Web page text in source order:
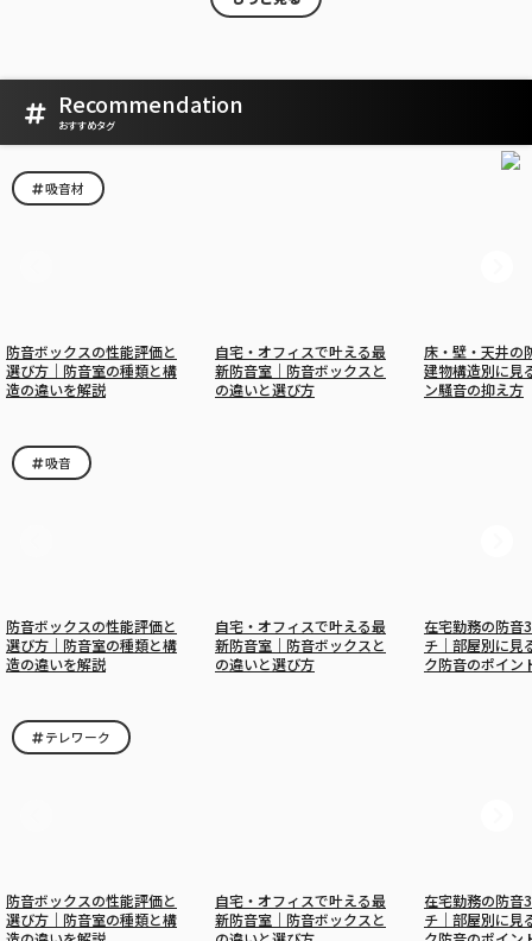
Recommendation
おすすめタグ
吸音材
防音ボックスの性能評価と
選び方｜防音室の種類と構
造の違いを解説
自宅・オフィスで叶える最
新防音室｜防音ボックスと
の違いと選び方
床・壁・天井の
建物構造別に見
ン騒音の抑え方
吸音
防音ボックスの性能評価と
選び方｜防音室の種類と構
造の違いを解説
自宅・オフィスで叶える最
新防音室｜防音ボックスと
の違いと選び方
在宅勤務の防音
チ｜部屋別に見
ク防音のポイン
テレワーク
防音ボックスの性能評価と
選び方｜防音室の種類と構
自宅・オフィスで叶える最
新防音室｜防音ボックスと
在宅勤務の防音
チ｜部屋別に見